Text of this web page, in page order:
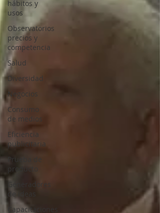
hábitos y
usos
Observatorios
precios y
competencia
Salud
Diversidad
Negocios
Consumo
de medios
Eficiencia
publicitaria
Prueba de
producto
Generadores
de ideas
Capacitaciones